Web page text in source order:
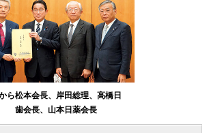
ら松本会長、岸田総理、高橋日
歯会長、山本日薬会長